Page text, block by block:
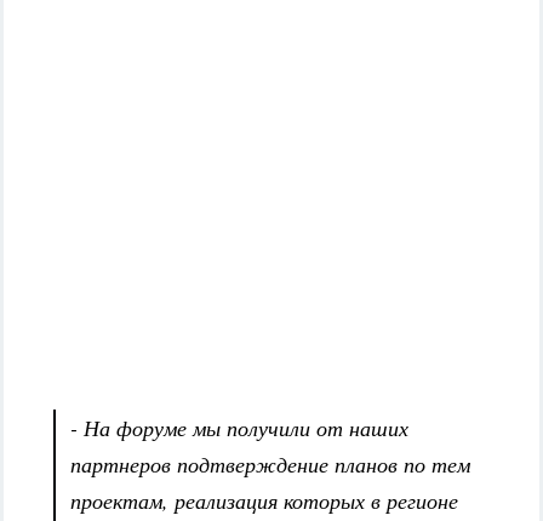
- На форуме мы получили от наших
партнеров подтверждение планов по тем
проектам, реализация которых в регионе